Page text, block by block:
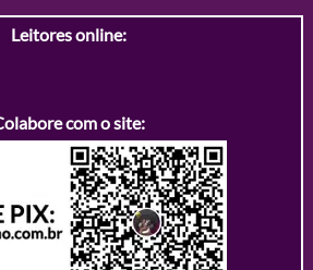
Leitores online:
com o site: